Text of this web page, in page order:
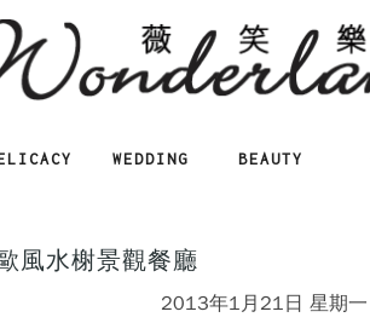
WEDDING BEAUTY
風水榭景觀餐廳
2013年1月21日 星期一